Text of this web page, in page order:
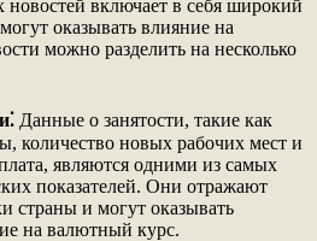
новостей включает в себя широкий
оказывать влияние на
можно разделить на несколько
Данные о занятости, такие как
количество новых рабочих мест и
являются одними из самых
показателей. Они отражают
страны и могут оказывать
на валютный курс.